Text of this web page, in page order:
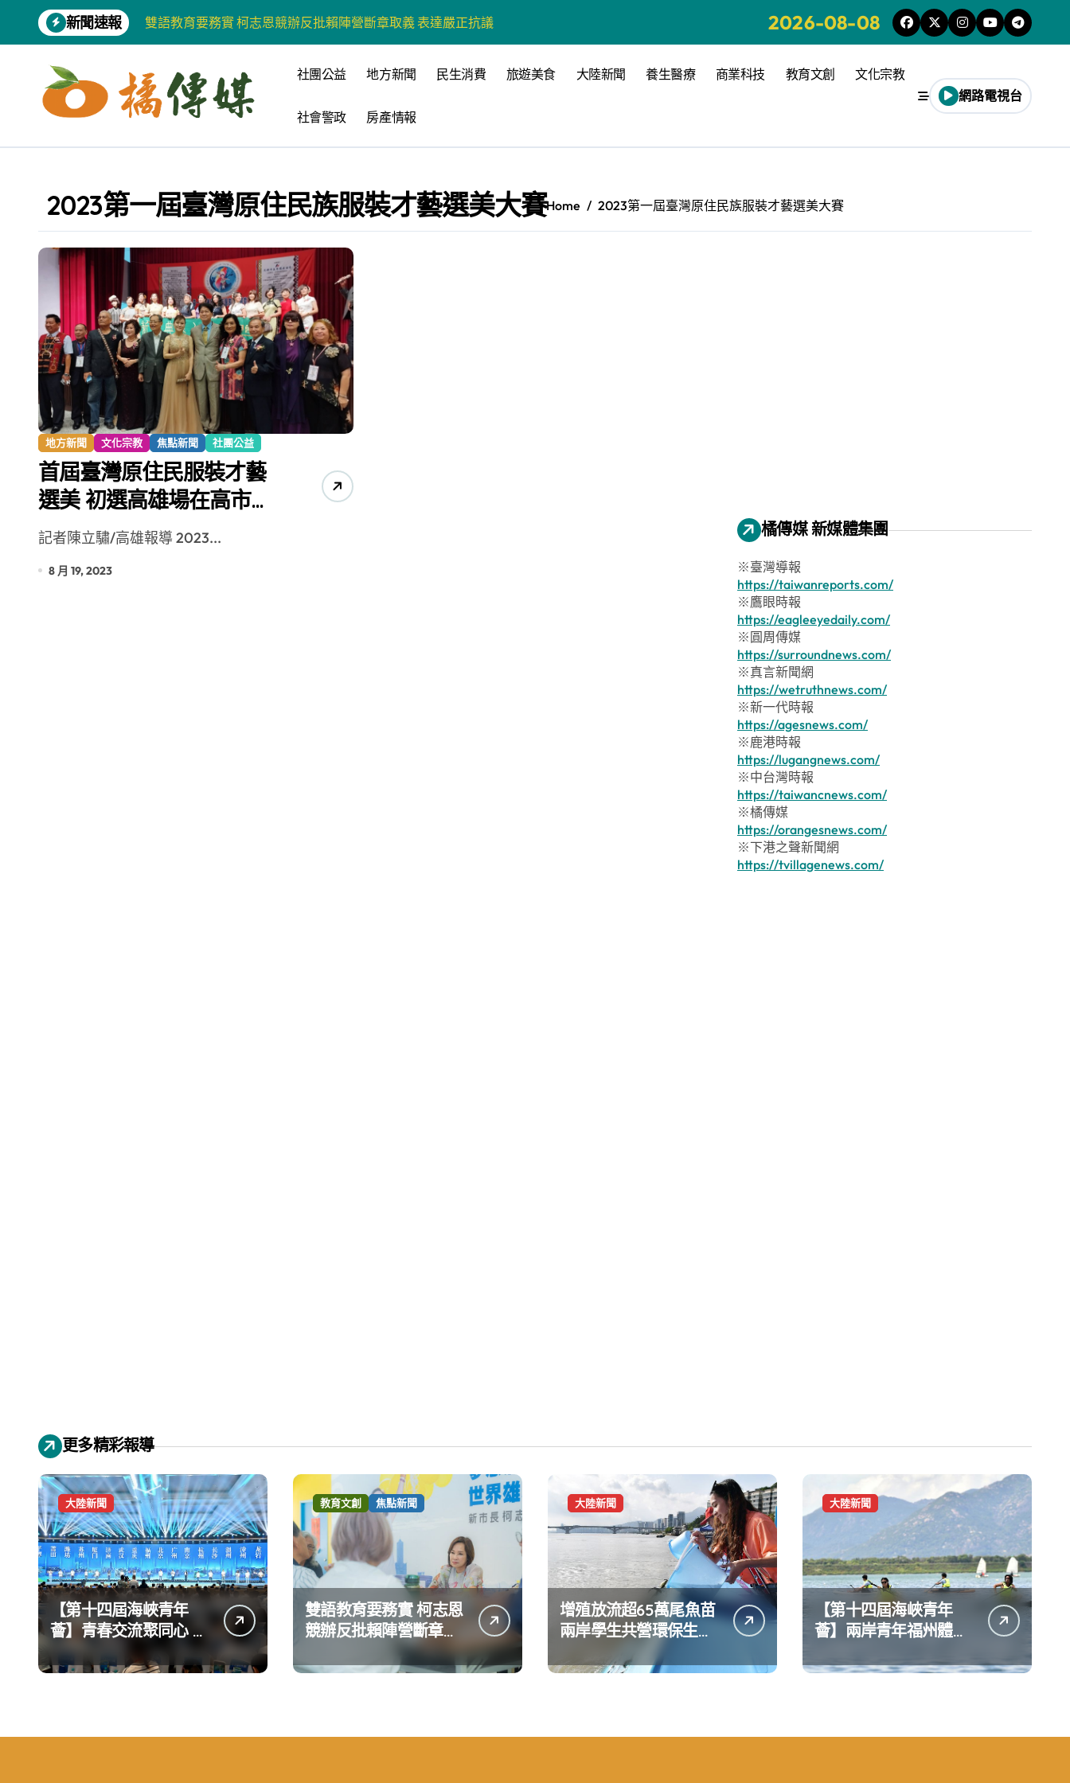
content
新聞速報
雙語教育要務實 柯志恩競辦反批賴陣營斷章取義 表達嚴正抗議
【第十四屆海峽青年薈】兩岸青年福州體驗水上運動
柯志恩競選網站正式上線 打造數位選戰新平台 公開五大亮點
兩岸青年齊聚福州共話農文旅融合發展
爭取原住民選票 柯志恩提原民5大政策 打造城鄉共好高雄
雅安 天府之肺裡的安逸密碼 一座被時光偏愛的巴適小城
港都文藝學會首辦蓮池潭文學營 支持高雄文學再出發
高科大機電系與日本愛媛大學跨校合作 並感謝世豐螺絲捐助獎學金
《讀者》8月號新聞焦點 【錦瑟】
【第十四屆海峽青年薈】青春交流聚同心 攜手融合共奮進
2026-08-08
社團公益 地方新聞 民生消費 旅遊美食 大陸新聞 養生醫療 商業科技 教育文創 文化宗教
社會警政 房產情報
網路電視台
2023第一屆臺灣原住民族服裝才藝選美大賽Home 2023第一屆臺灣原住民族服裝才藝選美大賽
地方新聞 文化宗教 焦點新聞 社團公益
首屆臺灣原住民服裝才藝
選美 初選高雄場在高市空
大登場
記者陳立驌/高雄報導 2023...
8 月 19, 2023
橘傳媒 新媒體集團
※臺灣導報
https://taiwanreports.com/
※鷹眼時報
https://eagleeyedaily.com/
※圓周傳媒
https://surroundnews.com/
※真言新聞網
https://wetruthnews.com/
※新一代時報
https://agesnews.com/
※鹿港時報
https://lugangnews.com/
※中台灣時報
https://taiwancnews.com/
※橘傳媒
https://orangesnews.com/
※下港之聲新聞網
https://tvillagenews.com/
更多精彩報導
大陸新聞
【第十四屆海峽青年
薈】青春交流聚同心 攜
手融合共奮進
教育文創 焦點新聞
雙語教育要務實 柯志恩
競辦反批賴陣營斷章取
義 表達嚴正抗議
大陸新聞
增殖放流超65萬尾魚苗
兩岸學生共營環保生態
大陸新聞
【第十四屆海峽青年
薈】兩岸青年福州體驗